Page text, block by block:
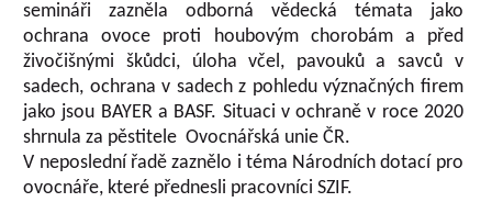
semináři zazněla odborná vědecká témata jako
ochrana ovoce proti houbovým chorobám a před
živočišnými škůdci, úloha včel, pavouků a savců v
sadech, ochrana v sadech z pohledu význačných firem
jako jsou BAYER a BASF. Situaci v ochraně v roce 2020
shrnula za pěstitele Ovocnářská unie ČR.
V neposlední řadě zaznělo i téma Národních dotací pro
ovocnáře, které přednesli pracovníci SZIF.